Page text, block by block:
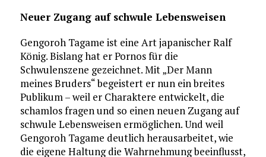
Neuer Zugang auf schwule Lebensweisen
Gengoroh Tagame ist eine Art japanischer Ralf
König. Bislang hat er Pornos für die
Schwulenszene gezeichnet. Mit „Der Mann
meines Bruders“ begeistert er nun ein breites
Publikum – weil er Charaktere entwickelt, die
schamlos fragen und so einen neuen Zugang auf
schwule Lebensweisen ermöglichen. Und weil
Gengoroh Tagame deutlich herausarbeitet, wie
die eigene Haltung die Wahrnehmung beeinflusst,